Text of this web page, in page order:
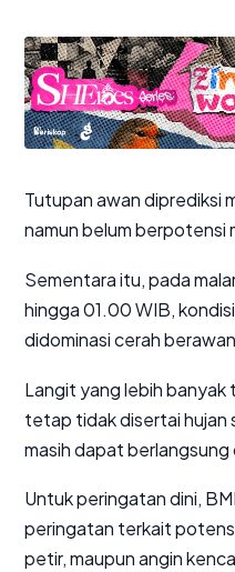
Tutupan awan diprediksi
namun belum berpotensi
Sementara itu, pada
hingga 01.00 WIB,
didominasi cerah
Langit yang lebih
tetap tidak disertai hujan
masih dapat
Untuk peringatan dini,
peringatan terkait
petir, maupun angin